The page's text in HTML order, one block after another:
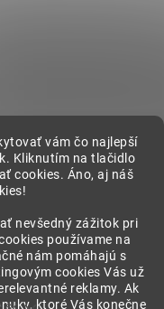
vám čo najlepší
Kliknutím na tlačidlo
cookies. Áno, aj náš
nevšedný zážitok pri
používame na
nám pomáhajú s
cookies Vás už
reklamy. Ak
ktoré Vás konečne